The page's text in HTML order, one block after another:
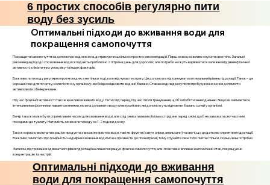
6 простих способів регулярно пити
воду без зусиль
Оптимальні підходи до вживання води для
покращення самопочуття
Покращити самопочуття за допомогою води можна, дотримуючись кількох простих рекомендацій. Перш за все, важливо слухати своє тіло. Загальні
рекомендації щодо споживання води складають приблизно 2 літри на день для дорослих, але потреби можуть варіюватися залежно від рівня фізичної
активності, кліматичних умов, віку та інших факторів.
Важливо пити воду регулярно протягом дня, а не тільки тоді, коли відчуваєте спрагу. Це допоможе підтримувати оптимальний рівень гідратації. Ранок – це
хороший час для початку, коли після сну організму необхідно відновити водний баланс. Стакан води відразу після пробудження може допомогти
активізувати обмін речовин.
Під час фізичної активності також важливо вживати воду. Пити слід перед, під час і після тренування, щоб запобігти зневодненню. Якщо ви займаєтеся
інтенсивними фізичними навантаженнями, можна доповнити воду електролітами, які допоможуть відновити баланс солей у організмі.
Вечір також може бути сприятливим часом для вживання води, але слід уникати великої кількості рідини перед сном, щоб не заважати сну частими
походами до туалету. Натомість, можна пити воду за 1-2 години до сну.
Також корисно включати в раціон продукти з високим вмістом води, такі як фрукти (кавун, огірки, апельсини) та овочі, що додатково сприятиме гідратації.
Важливо пам’ятати про помірність: надмірне вживання води може призвести до гіпонатріємії, тому слухайте своє тіло і пийте стільки, скільки вам потрібно.
Загалом, підтримання адекватного рівня гідратації не лише покращує фізичне самопочуття, але і позитивно впливає на психічний стан, покращуючи
концентрацію та настрій.
Оптимальні підходи до вживання
води для покращення самопочуття